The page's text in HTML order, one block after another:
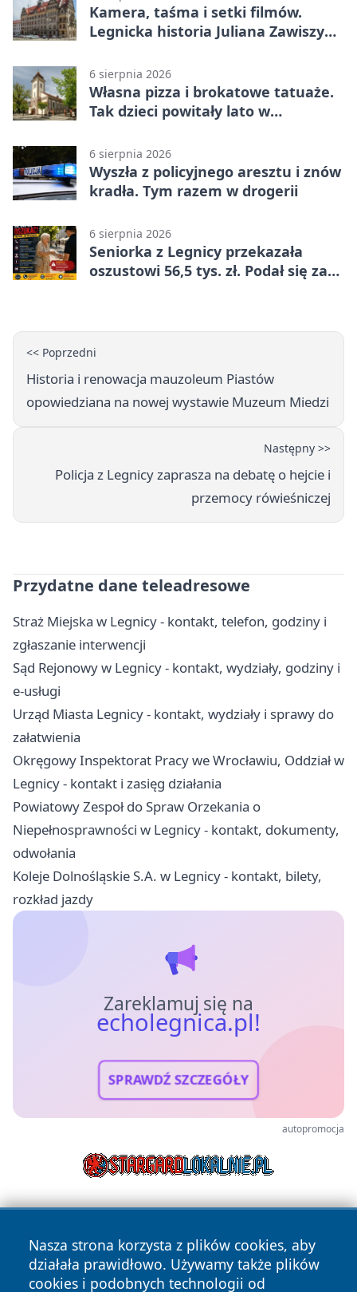
Kamera, taśma i setki filmów.
Legnicka historia Juliana Zawiszy
6 sierpnia 2026
Własna pizza i brokatowe tatuaże.
Tak dzieci powitały lato w
6 sierpnia 2026
Wyszła z policyjnego aresztu i znów
kradła. Tym razem w drogerii
6 sierpnia 2026
Seniorka z Legnicy przekazała
oszustowi 56,5 tys. zł. Podał się za
<< Poprzedni
Historia i renowacja mauzoleum Piastów
opowiedziana na nowej wystawie Muzeum Miedzi
Następny >>
Policja z Legnicy zaprasza na debatę o hejcie i
przemocy rówieśniczej
Przydatne dane teleadresowe
Straż Miejska w Legnicy - kontakt, telefon, godziny i
zgłaszanie interwencji
Sąd Rejonowy w Legnicy - kontakt, wydziały, godziny i
e-usługi
Urząd Miasta Legnicy - kontakt, wydziały i sprawy do
załatwienia
Okręgowy Inspektorat Pracy we Wrocławiu, Oddział w
Legnicy - kontakt i zasięg działania
Powiatowy Zespoł do Spraw Orzekania o
Niepełnosprawności w Legnicy - kontakt, dokumenty,
odwołania
Koleje Dolnośląskie S.A. w Legnicy - kontakt, bilety,
rozkład jazdy
Zareklamuj się na
echolegnica.pl!
SPRAWDŹ SZCZEGÓŁY
autopromocja
Nasza strona korzysta z plików cookies, aby
działała prawidłowo. Używamy także plików
cookies i podobnych technologii od